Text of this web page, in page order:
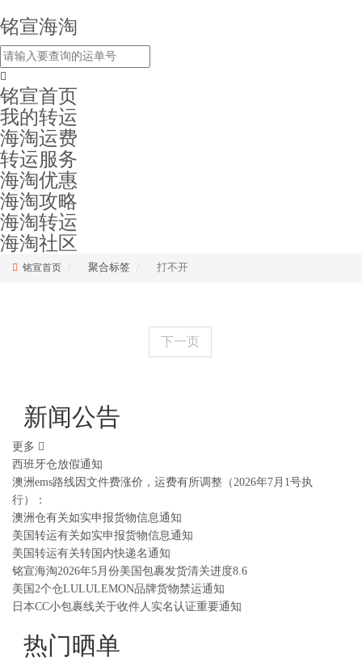
铭宣海淘
铭宣首页
我的转运
海淘运费
转运服务
海淘优惠
海淘攻略
海淘转运
海淘社区
铭宣首页 聚合标签 打不开
下一页
新闻公告
更多
西班牙仓放假通知
澳洲ems路线因文件费涨价，运费有所调整（2026年7月1号执
行）：
澳洲仓有关如实申报货物信息通知
美国转运有关如实申报货物信息通知
美国转运有关转国内快递名通知
铭宣海淘2026年5月份美国包裹发货清关进度8.6
美国2个仓LULULEMON品牌货物禁运通知
日本CC小包裹线关于收件人实名认证重要通知
热门晒单